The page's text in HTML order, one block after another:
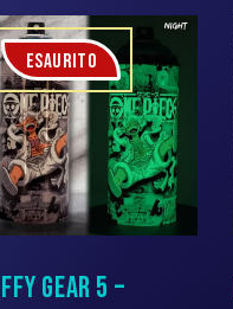
ESAURITO
GEAR 5 –